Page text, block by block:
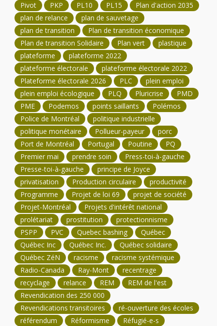
Pivot
PKP PL10 PL15
Plan d'action 2035
plan de relance
plan de sauvetage
plan de transition
Plan de transition économique
Plan de transition Solidaire
Plan vert
plastique
plateforme
plateforme 2022
plateforme électorale
plateforme électorale 2022
Plateforme électorale 2026
PLC
plein emploi
plein emploi écologique
PLQ Pluricrise
PMD
PME
Podemos points saillants
Polémos
Police de Montréal
politique industrielle
politique monétaire
Pollueur-payeur
porc
Port de Montréal
Portugal Poutine
PQ
Premier mai
prendre soin
Press-toi-à-gauche
Presse-toi-à-gauche
principe de Joyce
privatisation
Production circulaire
productivité
Programme
Projet de loi 69
projet de société
Projet-Montréal
Projets d'intérêt national
prolétariat
prostitution
protectionnisme
PSPP
PVC Quebec bashing
Québec
Québec Inc
Québec Inc.
Québec solidaire
Québec ZéN
racisme
racisme systémique
Radio-Canada
Ray-Mont
recentrage
recyclage
relance REM
REM de l'est
Revendication des 250 000
Revendications transitoires
ré-ouverture des écoles
référendum
Réformisme
Réfugié-e-s